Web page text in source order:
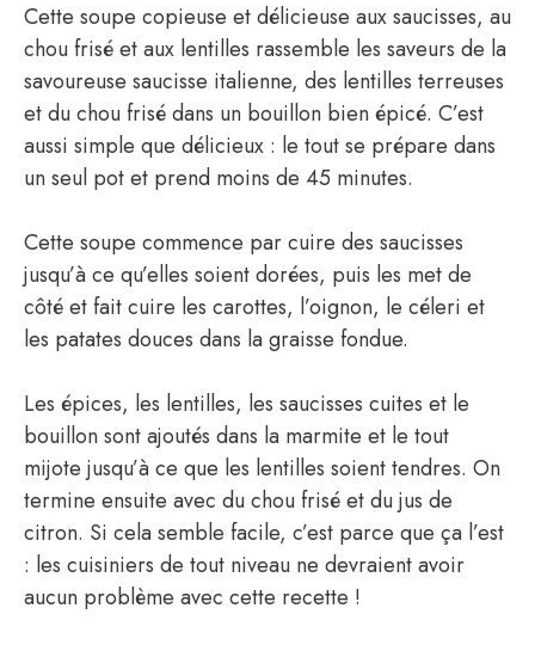
Cette soupe copieuse et délicieuse aux saucisses, au
chou frisé et aux lentilles rassemble les saveurs de la
savoureuse saucisse italienne, des lentilles terreuses
et du chou frisé dans un bouillon bien épicé. C’est
aussi simple que délicieux : le tout se prépare dans
un seul pot et prend moins de 45 minutes.
Cette soupe commence par cuire des saucisses
jusqu’à ce qu’elles soient dorées, puis les met de
côté et fait cuire les carottes, l’oignon, le céleri et
les patates douces dans la graisse fondue.
Les épices, les lentilles, les saucisses cuites et le
bouillon sont ajoutés dans la marmite et le tout
mijote jusqu’à ce que les lentilles soient tendres. On
termine ensuite avec du chou frisé et du jus de
citron. Si cela semble facile, c’est parce que ça l’est
: les cuisiniers de tout niveau ne devraient avoir
aucun problème avec cette recette !